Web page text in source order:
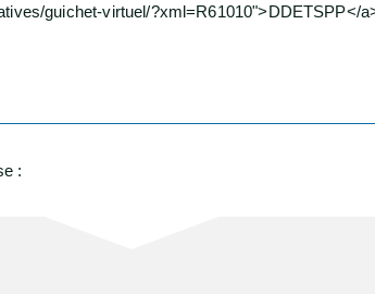
guichet-virtuel/?xml=R61010">DDETSPP</
: